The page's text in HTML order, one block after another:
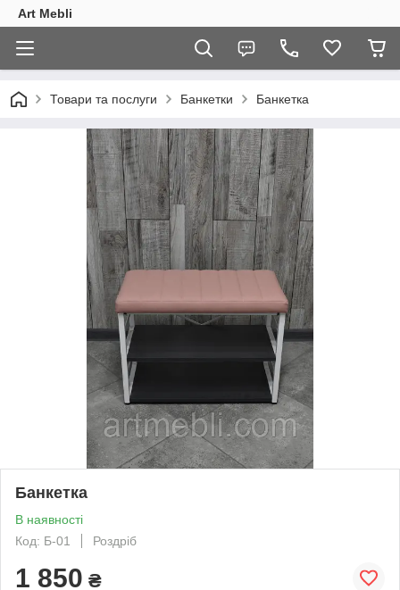
Art Mebli
Товари та послуги Банкетки Банкетка
Банкетка
В наявності
Код: Б-01
Роздріб
1 850 ₴